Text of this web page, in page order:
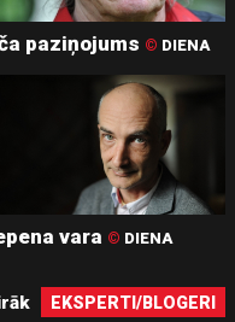
paziņojums © DIENA
vara © DIENA
EKSPERTI/BLOGERI